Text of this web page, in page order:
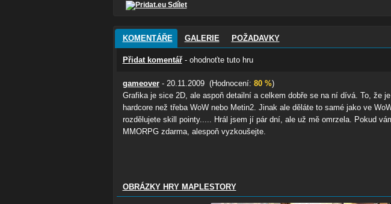
Sdílet
KOMENTÁŘE GALERIE POŽADAVKY
Přidat komentář- ohodnoťte tuto hru
gameover- 20.11.2009 (Hodnocení: 80 %)
Grafika je sice 2D, ale aspoň detailní a celkem dobře se na ní dívá. To, že
hardcore než třeba WoW nebo Metin2. Jinak ale děláte to samé jako ve
rozdělujete skill pointy..... Hrál jsem jí pár dní, ale už mě omrzela. Pokud
MMORPG zdarma, alespoň vyzkoušejte.
OBRÁZKY HRY MAPLESTORY